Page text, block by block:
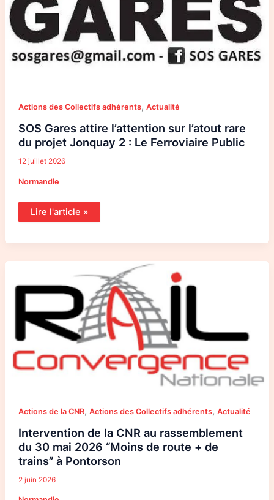
Actions des Collectifs adhérents, Actualité
SOS Gares attire l’attention sur l’atout rare
du projet Jonquay 2 : Le Ferroviaire Public
12 juillet 2026
Normandie
Lire l'article »
Actions de la CNR, Actions des Collectifs adhérents, Actualité
Intervention de la CNR au rassemblement
du 30 mai 2026 “Moins de route + de
trains” à Pontorson
2 juin 2026
Intervention
la
CNR
rassemblement
30
mai
“Moins
de
route
Pontorson